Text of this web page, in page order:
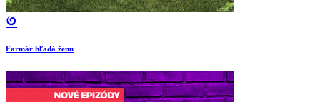
Farmár hľadá ženu